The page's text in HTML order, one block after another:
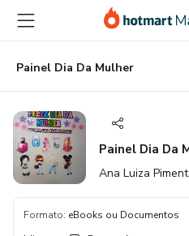
para
conteúdo
principal
para
pagamento
para
rodapé
Painel Dia Da Mulher
Painel Dia Da
Ana Luiza
Formato: eBooks ou Documentos